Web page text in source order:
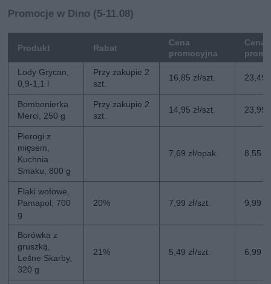
Promocje w Dino (5-11.08)
Produkt Rabat
Cena
promocyjna
Cena
Lody Grycan,
0,9-1,1 l
Przy zakupie 2
szt.
16,85 zł/szt. 23,49
Bombonierka
Merci, 250 g
Przy zakupie 2
szt.
14,95 zł/szt. 23,99
Pierogi z
mięsem,
Kuchnia
Smaku, 800 g
7,69 zł/opak. 8,55
Flaki wołowe,
Pamapol, 700
g
20% 7,99 zł/szt. 9,99
Borówka z
gruszką,
Leśne Skarby,
320 g
21% 5,49 zł/szt. 6,99